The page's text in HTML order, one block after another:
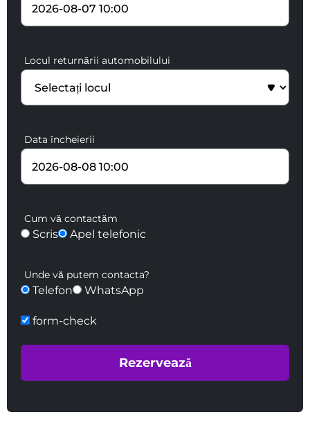
Locul returnării automobilului
Data încheierii
Cum vă contactăm
Scris Apel telefonic
Unde vă putem contacta?
Telefon WhatsApp
form-check